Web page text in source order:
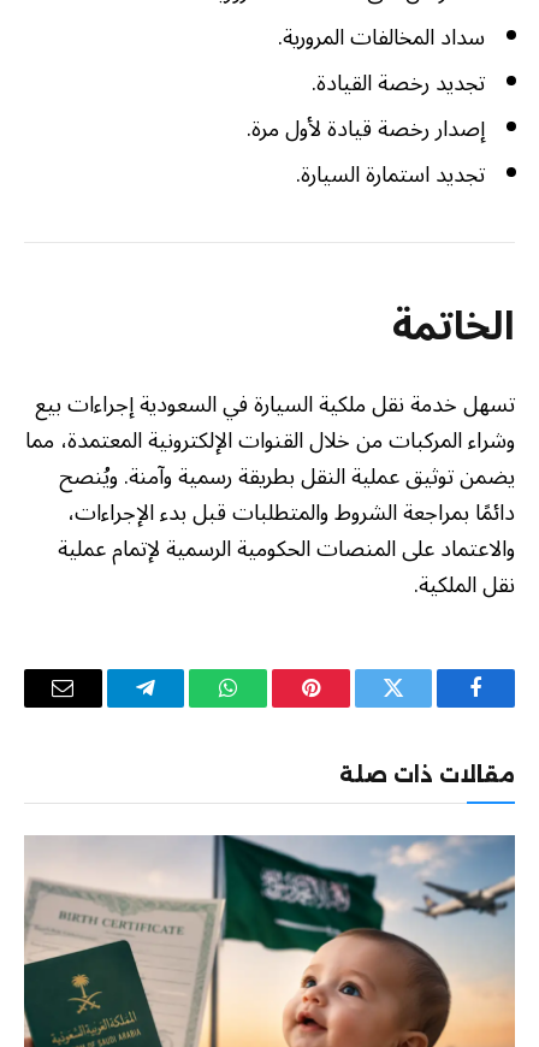
سداد المخالفات المرورية.
تجديد رخصة القيادة.
إصدار رخصة قيادة لأول مرة.
تجديد استمارة السيارة.
الخاتمة
تسهل خدمة نقل ملكية السيارة في السعودية إجراءات بيع
وشراء المركبات من خلال القنوات الإلكترونية المعتمدة، مما
يضمن توثيق عملية النقل بطريقة رسمية وآمنة. ويُنصح
دائمًا بمراجعة الشروط والمتطلبات قبل بدء الإجراءات،
والاعتماد على المنصات الحكومية الرسمية لإتمام عملية
نقل الملكية.
فيسبوك تويتر بينتيريستواتساب تيلقرام
البريد
مقالات ذات صلة